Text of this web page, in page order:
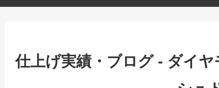
仕上げ実績・ブログ - ダイ